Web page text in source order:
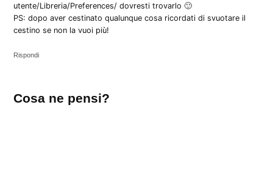
utente/Libreria/Preferences/ dovresti trovarlo 🙂
PS: dopo aver cestinato qualunque cosa ricordati di svuotare il
cestino se non la vuoi più!
Rispondi
un
Cosa ne pensi?